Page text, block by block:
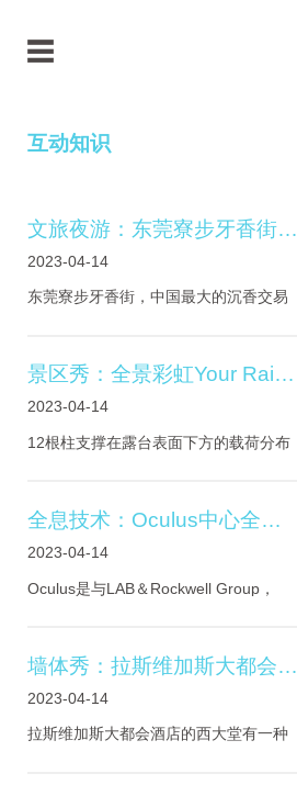
互动知识
文旅夜游：东莞寮步牙香街夜晚灯光璀璨
2023-04-14
东莞寮步牙香街，中国最大的沉香交易
特色。夜晚灯光明亮，灯笼亮起来还是
挺好看的，古色古香石板路，别有特
色。
景区秀：全景彩虹Your Rainbow Panorama
2023-04-14
12根柱支撑在露台表面下方的载荷分布
影响。内部尺寸为3米高3米，玻璃由2 x
12毫米的夹层玻璃组成，对两层玻
全息技术：Oculus中心全息动画投影
2023-04-14
Oculus是与LAB＆Rockwell Group，
作。Oculus是一种空间感官和多感官体
验，可让游客沉浸在音乐驱动的声音，
灯光，水流编
墙体秀：拉斯维加斯大都会酒店沉浸式体验
2023-04-14
拉斯维加斯大都会酒店的西大堂有一种